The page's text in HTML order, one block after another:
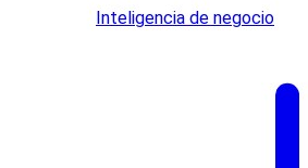
Inteligencia de negocio